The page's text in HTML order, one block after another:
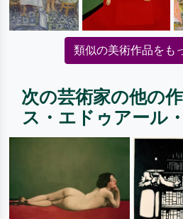
類似の美術作品をも
次の芸術家の他の
ス・エドゥアール